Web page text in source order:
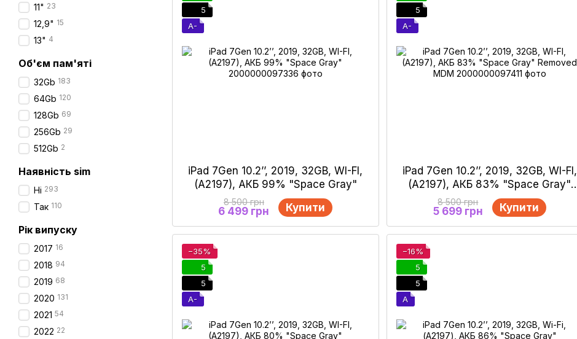
5
A-
iPad 7Gen 10.2’’, 2019, 32GB, WI-FI,
(A2197), АКБ 99% "Space Gray"
8 500 грн
6 499 грн Купити
5
A-
iPad 7Gen 10.2’’, 2019, 32GB, WI-FI,
(A2197), АКБ 83% "Space Gray"
Removed MDM
8 500 грн
5 699 грн Купити
−35%
5
5
A-
−16%
5
5
A
11" 23
12,9" 15
13" 4
Об'єм пам'яті
32Gb 183
64Gb 120
128Gb 69
256Gb 29
512Gb 2
Наявність sim
Ні 293
Так 110
Рік випуску
2017 16
2018 94
2019 68
2020 131
2021 54
2022 22